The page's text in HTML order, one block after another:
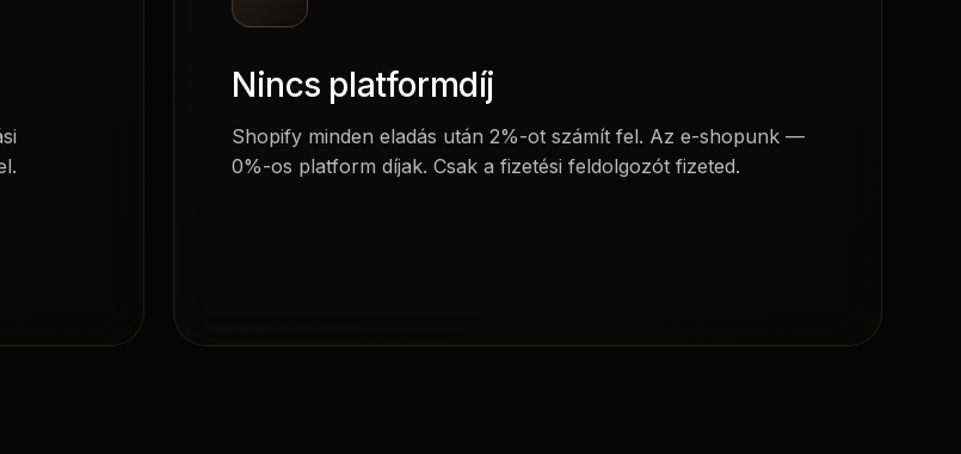
Nincs platformdíj
Shopify minden eladás után 2%-ot számít fel. Az e-shopunk —
0%-os platform díjak. Csak a fizetési feldolgozót fizeted.